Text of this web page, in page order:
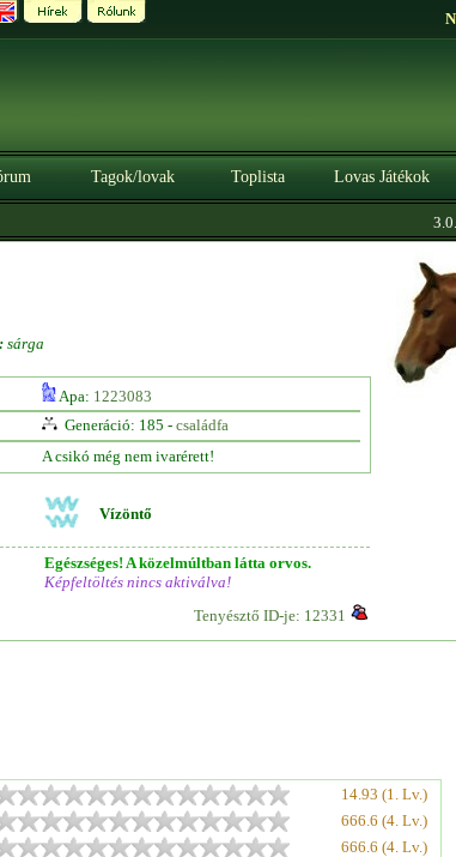
Tagok/lovak Toplista Lovas Játékok
sárga
Apa: 1223083
Generáció: 185 - családfa
A csikó még nem ivarérett!
Vízöntő
Egészséges! A közelmúltban látta orvos.
Képfeltöltés nincs aktiválva!
Tenyésztő ID-je: 12331
14.93 (1. Lv.)
666.6 (4. Lv.)
666.6 (4. Lv.)